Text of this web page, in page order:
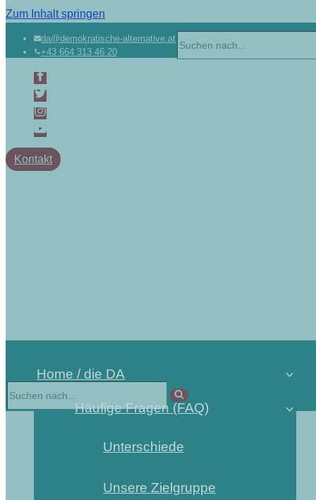
Zum Inhalt springen
da@demokratische-alternative.at
+43 664 313 46 20
nach …
Kontakt
Home / die DA
Häufige Fragen (FAQ)
Unterschiede
Unsere Zielgruppe